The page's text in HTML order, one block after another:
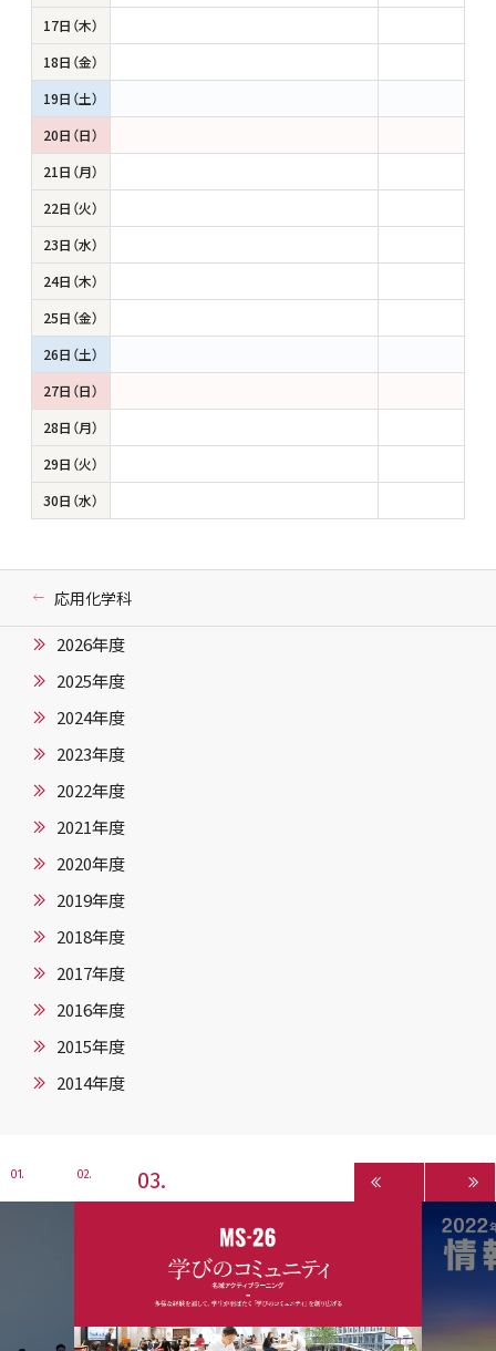
17日（木）
18日（金）
19日（土）
20日（日）
21日（月）
22日（火）
23日（水）
24日（木）
25日（金）
26日（土）
27日（日）
28日（月）
29日（火）
30日（水）
応用化学科
2026年度
2025年度
2024年度
2023年度
2022年度
2021年度
2020年度
2019年度
2018年度
2017年度
2016年度
2015年度
2014年度
1 2 3